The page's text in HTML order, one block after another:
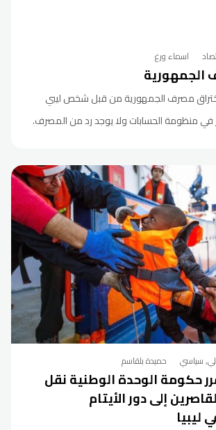
اسماء ورغ
الجمهورية
مصرف الجمهورية من قبل شخص ليبي
منظومة الحسابات ولا يوجد رد من المصرف.
سياسي حميدة بلقاسم
حكومة الوحدة الوطنية نقل
إلى دور الأيتام
ليبيا